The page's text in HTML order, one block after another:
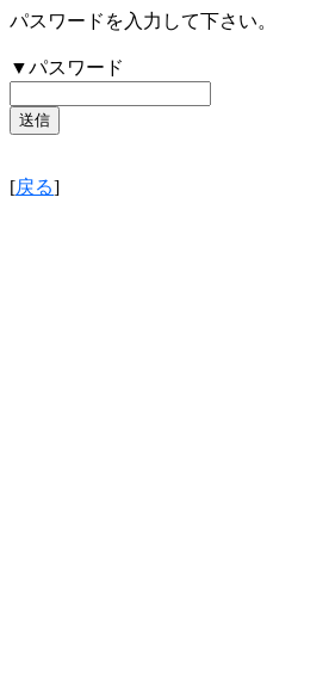
パスワードを入力して下さい。
▼パスワード
[戻る]